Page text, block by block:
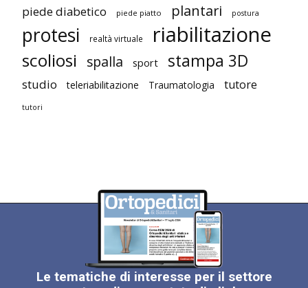
piede diabetico piede piatto plantari postura
protesi realtà virtuale riabilitazione
scoliosi spalla sport stampa 3D
studio teleriabilitazione Traumatologia tutore
tutori
Le tematiche di interesse per il settore